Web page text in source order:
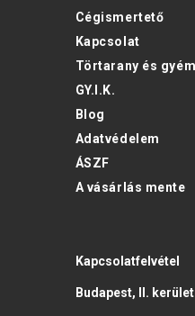
Cégismertető
Kapcsolat
Törtarany és
GY.I.K.
Blog
Adatvédelem
ÁSZF
A vásárlás mente
Kapcsolatfelvétel
Budapest, II.